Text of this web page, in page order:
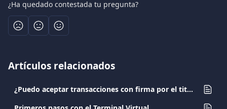
¿Ha quedado contestada tu pregunta?
Artículos relacionados
¿Puedo aceptar transacciones con firma por el titular de la tarjeta en el ticket?